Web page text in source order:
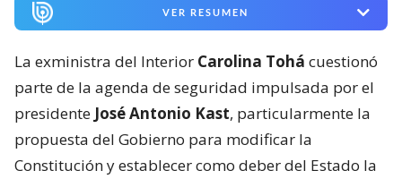
VER RESUMEN
La exministra del Interior Carolina Tohá cuestionó
parte de la agenda de seguridad impulsada por el
presidente José Antonio Kast, particularmente la
propuesta del Gobierno para modificar la
Constitución y establecer como deber del Estado la